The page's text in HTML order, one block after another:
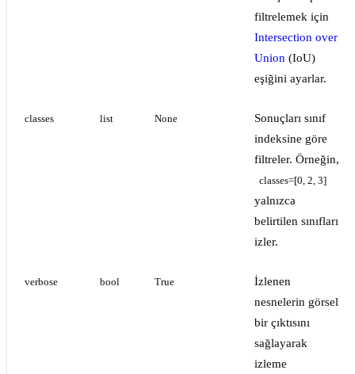
filtrelemek için
Intersection over
Union (IoU)
eşiğini ayarlar.
classes list None
Sonuçları sınıf
indeksine göre
filtreler. Örneğin,
classes=[0, 2, 3]
yalnızca
belirtilen sınıfları
izler.
verbose bool True
İzlenen
nesnelerin görsel
bir çıktısını
sağlayarak
izleme